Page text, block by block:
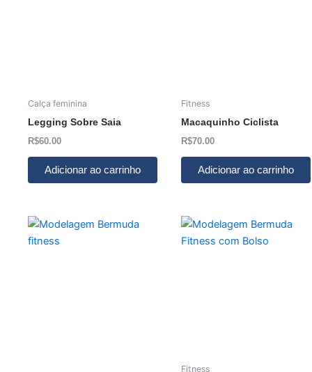
Calça feminina
Legging Sobre Saia
R$60.00
Adicionar ao carrinho
Fitness
Macaquinho Ciclista
R$70.00
Adicionar ao carrinho
Fitness